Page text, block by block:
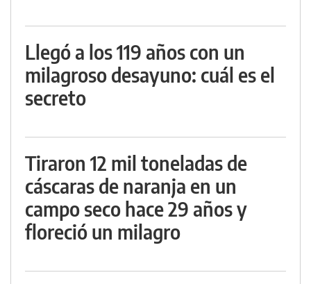
Llegó a los 119 años con un
milagroso desayuno: cuál es el
secreto
Tiraron 12 mil toneladas de
cáscaras de naranja en un
campo seco hace 29 años y
floreció un milagro